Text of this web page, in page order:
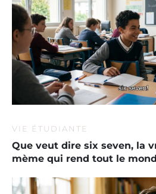
VIE ÉTUDIANTE
Que veut dire six seven, la
mème qui rend tout le